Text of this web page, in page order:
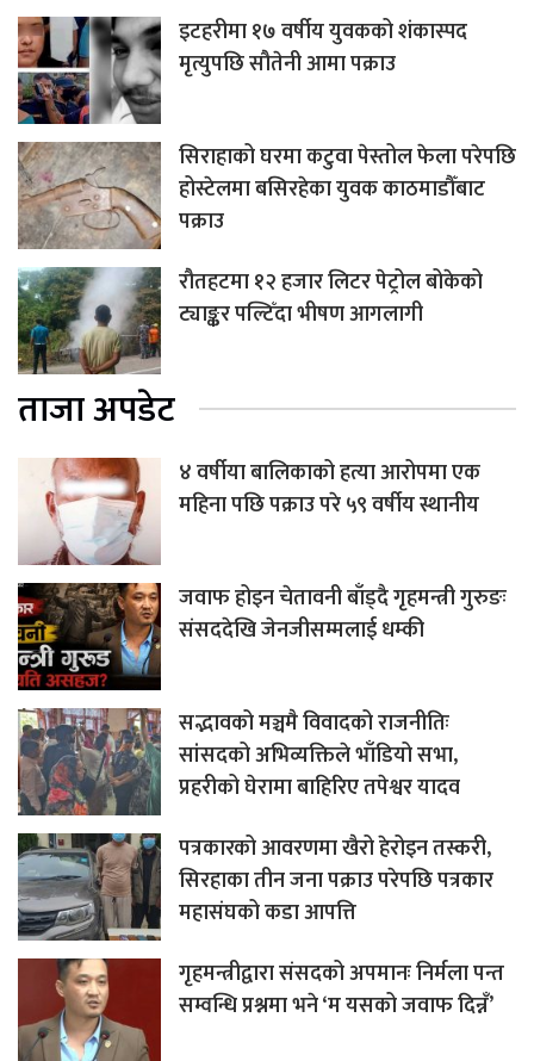
इटहरीमा १७ वर्षीय युवकको शंकास्पद
मृत्युपछि सौतेनी आमा पक्राउ
सिराहाको घरमा कटुवा पेस्तोल फेला परेपछि
होस्टेलमा बसिरहेका युवक काठमाडौँबाट
पक्राउ
रौतहटमा १२ हजार लिटर पेट्रोल बोकेको
ट्याङ्कर पल्टिँदा भीषण आगलागी
ताजा अपडेट
४ वर्षीया बालिकाको हत्या आरोपमा एक
महिना पछि पक्राउ परे ५९ वर्षीय स्थानीय
जवाफ होइन चेतावनी बाँड्दै गृहमन्त्री गुरुङः
संसददेखि जेनजीसम्मलाई धम्की
सद्भावको मञ्चमै विवादको राजनीतिः
सांसदको अभिव्यक्तिले भाँडियो सभा,
प्रहरीको घेरामा बाहिरिए तपेश्वर यादव
पत्रकारको आवरणमा खैरो हेरोइन तस्करी,
सिरहाका तीन जना पक्राउ परेपछि पत्रकार
महासंघको कडा आपत्ति
गृहमन्त्रीद्वारा संसदको अपमानः निर्मला पन्त
सम्वन्धि प्रश्नमा भने ‘म यसको जवाफ दिन्नँ’